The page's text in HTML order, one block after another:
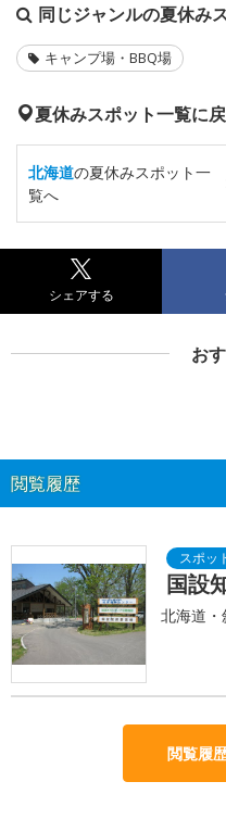
同じジャンルの夏休み
キャンプ場・BBQ場
夏休みスポット一覧に
北海道の夏休みスポット一
覧へ
シェアする
お
閲覧履歴
国設
北海道
閲覧履